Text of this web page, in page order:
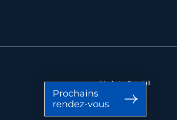
Prochains
rendez-vous
Made by Subskill